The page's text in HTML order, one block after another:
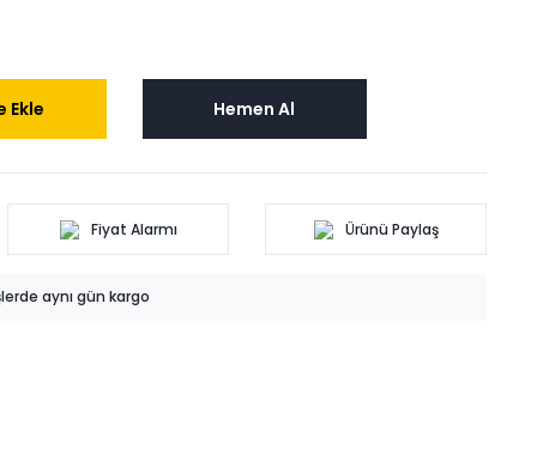
Ekle Hemen Al
Fiyat Alarmı Ürünü Paylaş
aynı gün kargo